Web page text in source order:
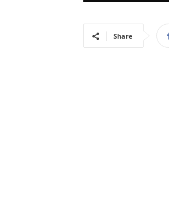
Share